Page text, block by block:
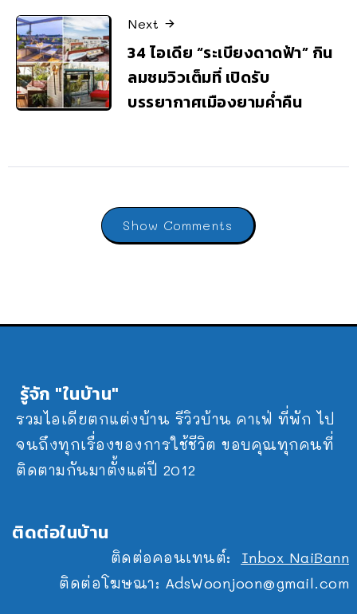
Next
34 ไอเดีย “ระเบียงดาดฟ้า” กิน
ลมชมวิวเต็มที่ เปิดรับ
บรรยากาศเมืองยามค่ำคืน
Show Comments
รู้จัก "ในบ้าน"
รวมไอเดียตกแต่งบ้าน รีวิวบ้าน คาเฟ่ ที่พัก ไป
จนถึงทุกเรื่องของการใช้ชีวิต ขอบคุณทุกคนที่
ติดตามกันมาตั้งแต่ปี 2012
ติดต่อในบ้าน
ติดต่อคอนเทนต์: Inbox NaiBann
ติดต่อโฆษณา: AdsWoonjoon@gmail.com